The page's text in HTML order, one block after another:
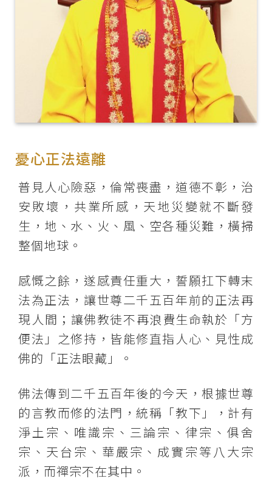
憂心正法遠離
普見人心險惡，倫常喪盡，道德不彰，治
安敗壞，共業所感，天地災變就不斷發
生，地、水、火、風、空各種災難，橫掃
整個地球。
感慨之餘，遂感責任重大，誓願扛下轉末
法為正法，讓世尊二千五百年前的正法再
現人​​間；讓佛教徒不再浪費生命執於「方
便法」之修持，皆能修直指人心、見性成
佛的「正法眼藏」。
佛法傳到二千五百年後的今天，根據世尊
的言教而修的法門，統稱「教下」，計有
淨土宗、唯識宗、三論宗、律宗、俱舍
宗、天台宗、華嚴宗、成實宗等八大宗
派，而禪宗不在其中。